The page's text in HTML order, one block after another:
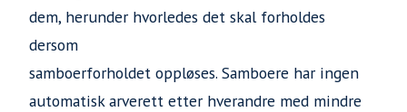
dem, herunder hvorledes det skal forholdes
dersom
samboerforholdet oppløses. Samboere har ingen
automatisk arverett etter hverandre med mindre